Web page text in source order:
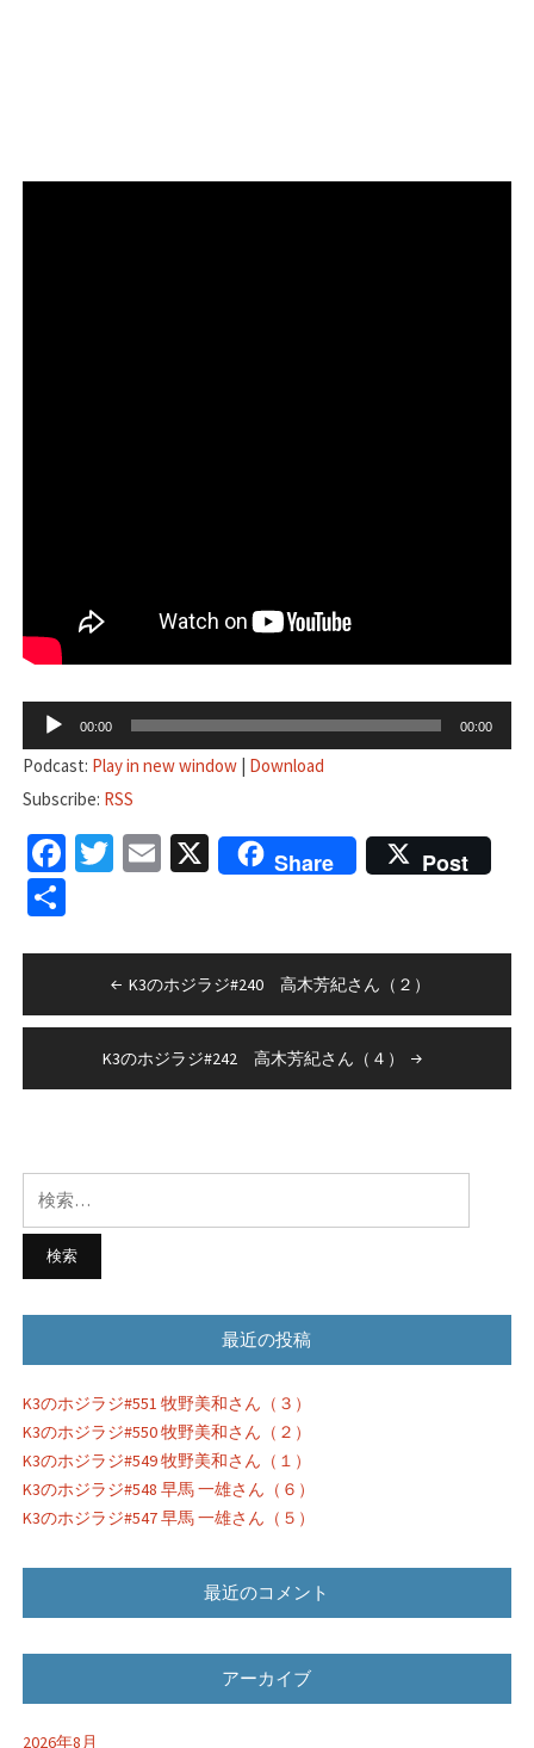
声
レ
ー
ヤ
ー
00:00 00:00
Podcast: Play in new window| Download
Subscribe: RSS
Facebook
Twitter
Email
X Share Post
共
稿
ビ
ー
シ
ョ
ン
K3のホジラジ#240 高木芳紀さん（２）
K3のホジラジ#242 高木芳紀さん（４）
索:
最近の投稿
K3のホジラジ#551 牧野美和さん（３）
K3のホジラジ#550 牧野美和さん（２）
K3のホジラジ#549 牧野美和さん（１）
K3のホジラジ#548 早馬 一雄さん（６）
K3のホジラジ#547 早馬 一雄さん（５）
最近のコメント
アーカイブ
2026年8月